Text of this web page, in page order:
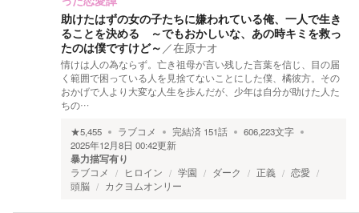
助けたはずの女の子たちに嫌われている俺、一人で生き
ることを決める ～でもおかしいな、あの時キミを救っ
たのは僕ですけど～ ／在原ナオ
情けは人の為ならず。亡き祖母が言い残した言葉を信じ、目の届
く範囲で困っている人を見捨てないことにした僕、橘彼方。その
おかげで人より大変な人生を歩んだが、少年は自分が助けた人た
ちの…
★5,455 ラブコメ 完結済 151話 606,223文字
2025年12月8日 00:42更新
暴力描写有り
ラブコメ ヒロイン 学園 ダーク 正義
恋愛
頭脳
カクヨムオンリー